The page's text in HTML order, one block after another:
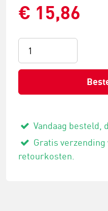
€ 15,86
Vandaag besteld,
Gratis verzending
retourkosten.